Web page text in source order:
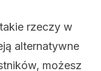
rzeczy w
alternatywne
możesz